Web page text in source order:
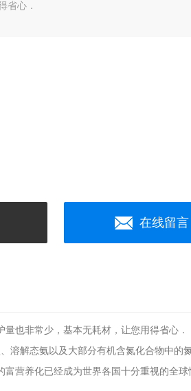
省心．
在线留言
也非常少，基本无耗材，让您用得省心．
溶解态氨以及大部分有机含氮化合物中的
营养化已经成为世界各国十分重视的全球